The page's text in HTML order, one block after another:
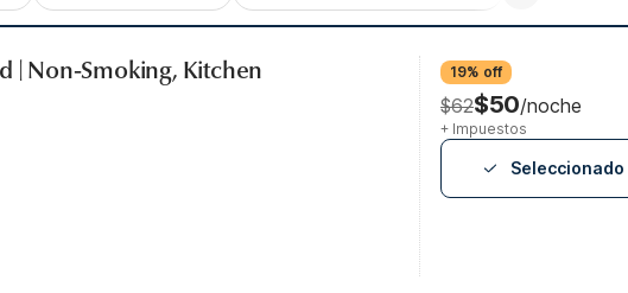
| Non-Smoking, Kitchen 19% off
$62$50/noche
+ Impuestos
Seleccionado